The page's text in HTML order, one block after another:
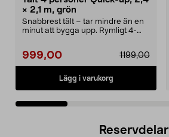
× 2,1 m, grön
Snabbrest tält – tar mindre än en
minut att bygga upp. Rymligt 4-
999,00 1199,00
Lägg i varukorg
Reservdelar